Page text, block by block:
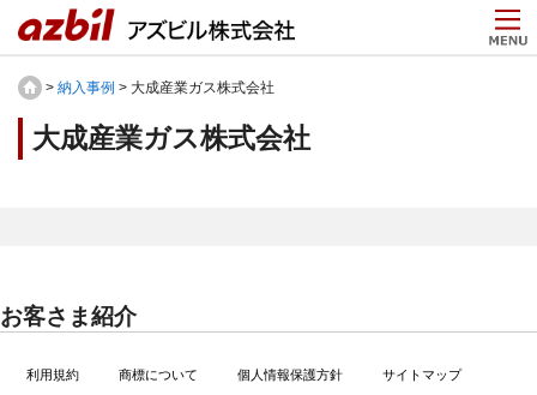
> 納入事例 > 大成産業ガス株式会社
大成産業ガス株式会社
お客さま紹介
利用規約 商標について 個人情報保護方針 サイトマップ